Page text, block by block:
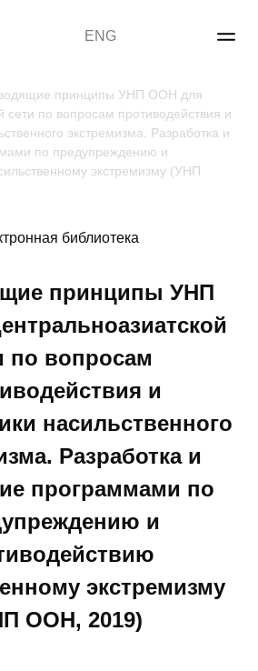
ENG
принципы УНП ООН для
сети по вопросам противодействия и
экстремизма. Разработка и
по предупреждению и
экстремизму (УНП
библиотека
принципы УНП
по вопросам
и
насильственного
Разработка и
программами по
и
экстремизму
ООН, 2019)